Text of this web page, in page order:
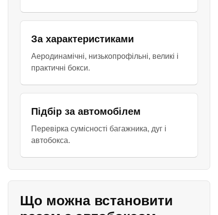
За характеристиками
Аеродинамічні, низькопрофільні, великі і
практичні бокси.
Підбір за автомобілем
Перевірка сумісності багажника, дуг і
автобокса.
Що можна встановити